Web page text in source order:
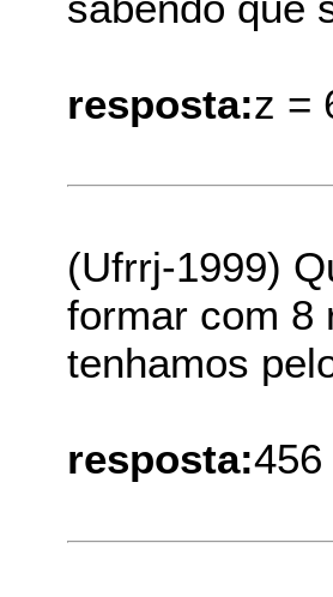
resposta:z =
(Ufrrj-1999)
formar com 8
tenhamos
resposta: